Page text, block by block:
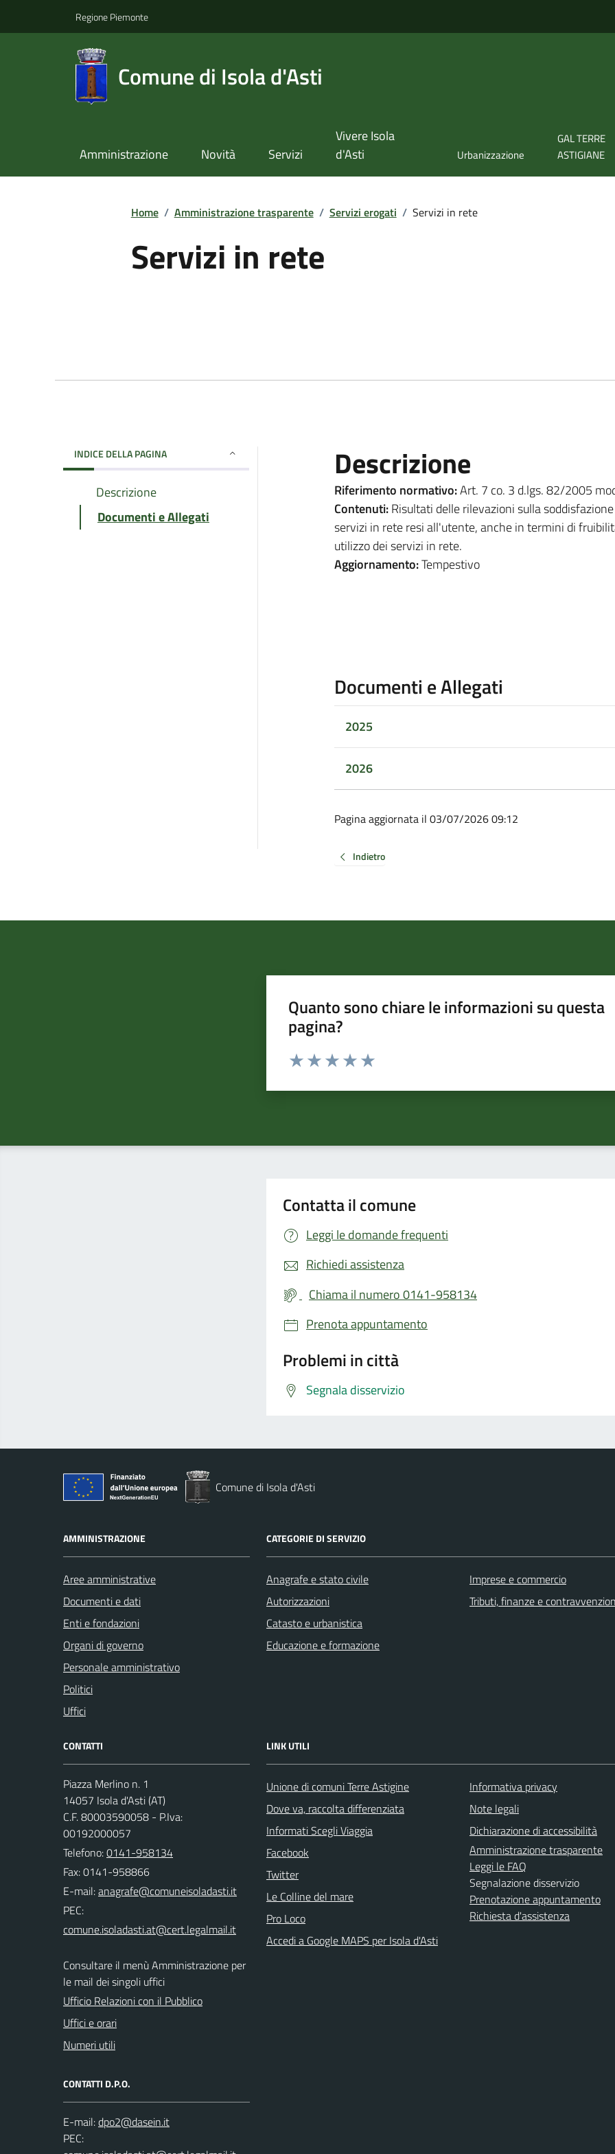
Regione Piemonte
Comune di Isola d'Asti
Amministrazione Novità Servizi
Vivere Isola
d'Asti
Urbanizzazione
GAL TERRE
ASTIGIANE
Home / Amministrazione trasparente / Servizi erogati / Servizi in rete
Servizi in rete
INDICE DELLA PAGINA
Descrizione
Documenti e Allegati
Descrizione
Riferimento normativo:Art. 7 co. 3 d.lgs. 82/2005
Contenuti:Risultati delle rilevazioni sulla
servizi in rete resi all'utente, anche in termini di
utilizzo dei servizi in rete.
Aggiornamento:Tempestivo
Documenti e Allegati
2025
2026
Pagina aggiornata il 03/07/2026 09:12
Indietro
Quanto sono chiare le informazioni su questa
pagina?
Valuta da 1 a 5 stelle la pagina
Contatta il comune
Leggi le domande frequenti
Richiedi assistenza
Chiama il numero 0141-958134
Prenota appuntamento
Problemi in città
Segnala disservizio
Comune di Isola d'Asti
AMMINISTRAZIONE
Aree amministrative
Documenti e dati
Enti e fondazioni
Organi di governo
Personale amministrativo
Politici
Uffici
CATEGORIE DI SERVIZIO
Anagrafe e stato civile
Autorizzazioni
Catasto e urbanistica
Educazione e formazione
Imprese e commercio
Tributi, finanze e
CONTATTI
Piazza Merlino n. 1
14057 Isola d'Asti (AT)
C.F. 80003590058 - P.Iva:
00192000057
Telefono:0141-958134
Fax: 0141-958866
E-mail:
PEC:
Consultare il menù Amministrazione per
le mail dei singoli uffici
Ufficio Relazioni con il Pubblico
Uffici e orari
Numeri utili
CONTATTI D.P.O.
E-mail:
PEC:
LINK UTILI
Unione di comuni Terre Astigine
Dove va, raccolta differenziata
Informati Scegli Viaggia
Facebook
Twitter
Le Colline del mare
Pro Loco
Accedi a Google MAPS per Isola d'Asti
Informativa privacy
Note legali
Dichiarazione di accessibilità
Amministrazione trasparente
Leggi le FAQ
Segnalazione disservizio
Prenotazione appuntamento
Richiesta d'assistenza